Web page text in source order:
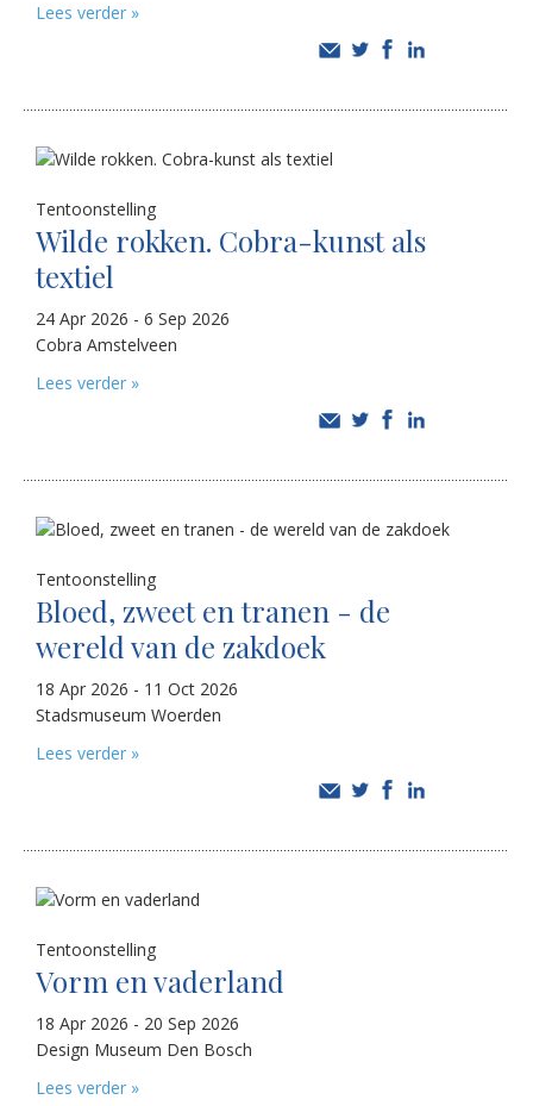
Lees verder »
Tentoonstelling
Wilde rokken. Cobra-kunst als
textiel
24 Apr 2026 - 6 Sep 2026
Cobra Amstelveen
Lees verder »
Tentoonstelling
Bloed, zweet en tranen - de
wereld van de zakdoek
18 Apr 2026 - 11 Oct 2026
Stadsmuseum Woerden
Lees verder »
Tentoonstelling
Vorm en vaderland
18 Apr 2026 - 20 Sep 2026
Design Museum Den Bosch
Lees verder »